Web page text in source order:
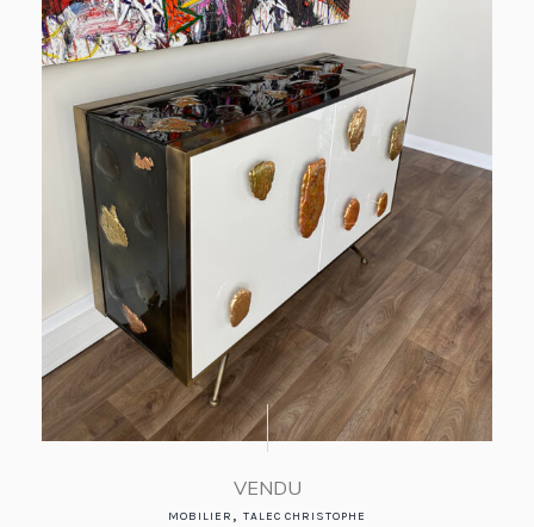
VENDU
MOBILIER ,TALEC CHRISTOPHE